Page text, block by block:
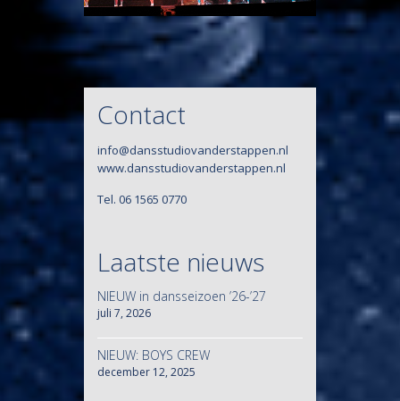
Contact
info@dansstudiovanderstappen.nl
www.dansstudiovanderstappen.nl
Tel. 06 1565 0770
Laatste nieuws
NIEUW in dansseizoen ’26-’27
juli 7, 2026
NIEUW: BOYS CREW
december 12, 2025